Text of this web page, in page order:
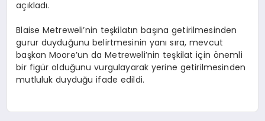
açıkladı.
Blaise Metreweli’nin teşkilatın başına getirilmesinden
gurur duyduğunu belirtmesinin yanı sıra, mevcut
başkan Moore’un da Metreweli’nin teşkilat için önemli
bir figür olduğunu vurgulayarak yerine getirilmesinden
mutluluk duyduğu ifade edildi.